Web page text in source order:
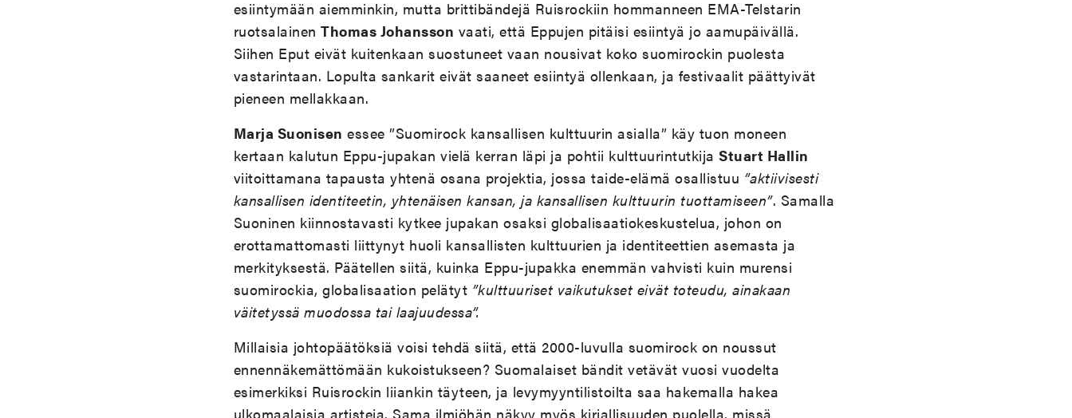
esiintymään aiemminkin, mutta brittibändejä Ruisrockiin hommanneen EMA-Telstarin
ruotsalainen Thomas Johansson vaati, että Eppujen pitäisi esiintyä jo aamupäivällä.
Siihen Eput eivät kuitenkaan suostuneet vaan nousivat koko suomirockin puolesta
vastarintaan. Lopulta sankarit eivät saaneet esiintyä ollenkaan, ja festivaalit päättyivät
pieneen mellakkaan.
Marja Suonisen essee ”Suomirock kansallisen kulttuurin asialla” käy tuon moneen
kertaan kalutun Eppu-jupakan vielä kerran läpi ja pohtii kulttuurintutkija Stuart Hallin
viitoittamana tapausta yhtenä osana projektia, jossa taide-elämä osallistuu ”aktiivisesti
kansallisen identiteetin, yhtenäisen kansan, ja kansallisen kulttuurin tuottamiseen”. Samalla
Suoninen kiinnostavasti kytkee jupakan osaksi globalisaatiokeskustelua, johon on
erottamattomasti liittynyt huoli kansallisten kulttuurien ja identiteettien asemasta ja
merkityksestä. Päätellen siitä, kuinka Eppu-jupakka enemmän vahvisti kuin murensi
suomirockia, globalisaation pelätyt ”kulttuuriset vaikutukset eivät toteudu, ainakaan
väitetyssä muodossa tai laajuudessa”.
Millaisia johtopäätöksiä voisi tehdä siitä, että 2000-luvulla suomirock on noussut
ennennäkemättömään kukoistukseen? Suomalaiset bändit vetävät vuosi vuodelta
esimerkiksi Ruisrockin liiankin täyteen, ja levymyyntilistoilta saa hakemalla hakea
ulkomaalaisia artisteja. Sama ilmiöhän näkyy myös kirjallisuuden puolella, missä